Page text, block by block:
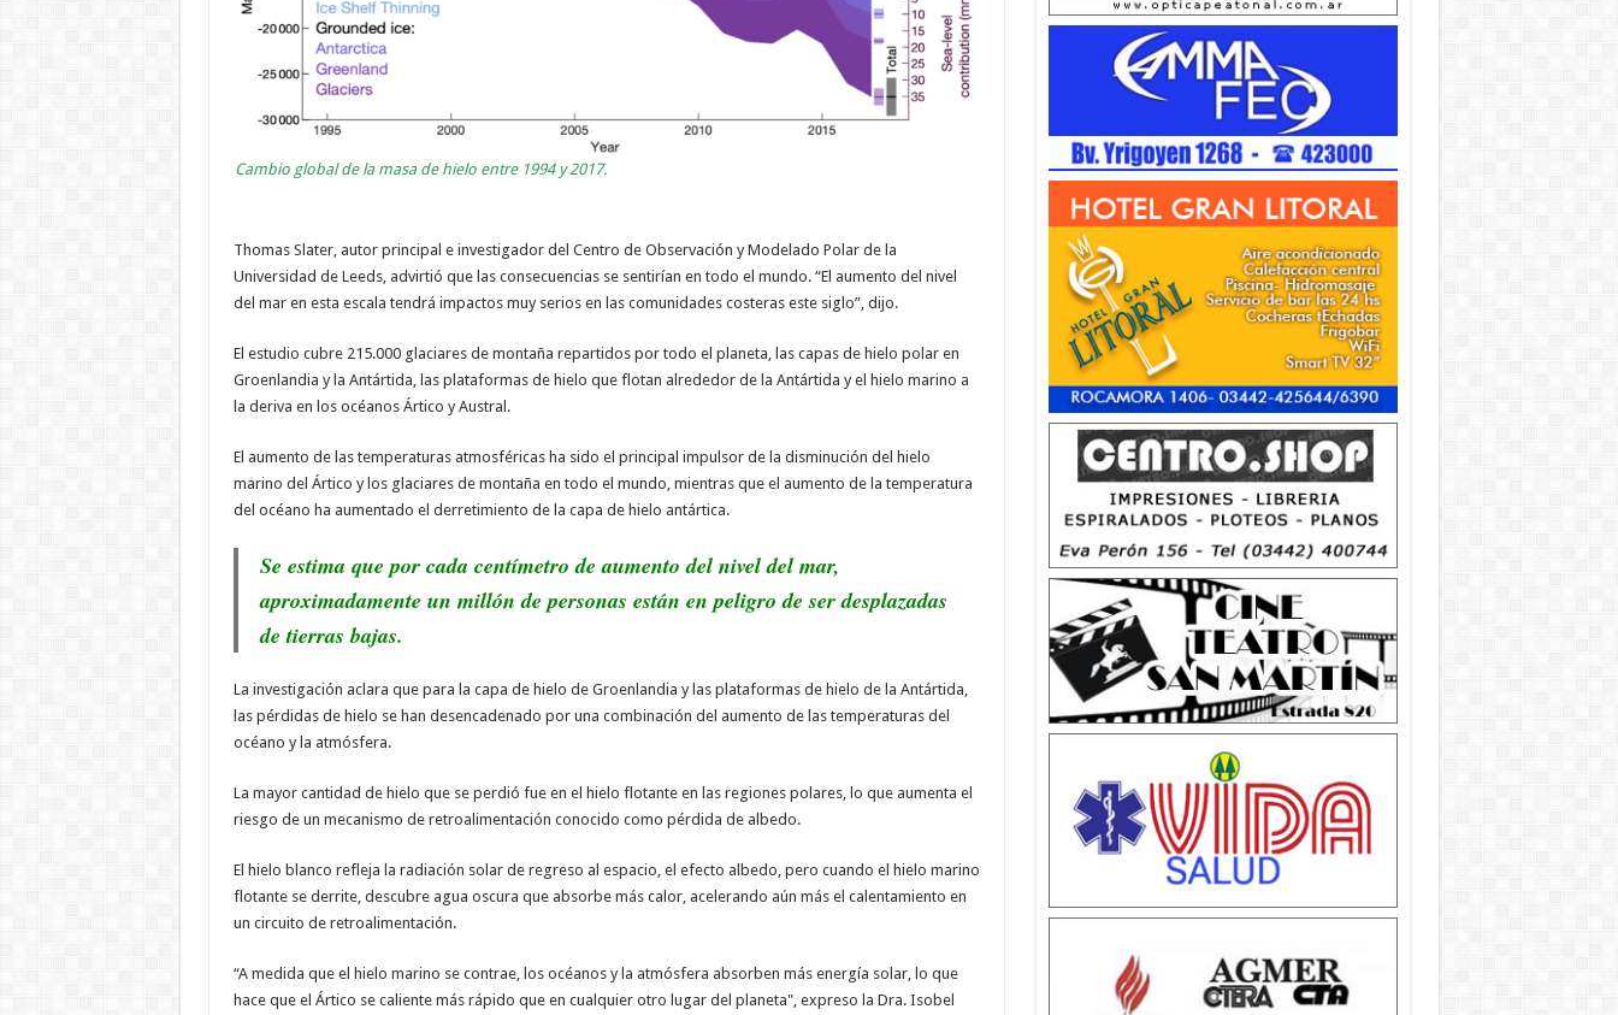
Cambio global de la masa de hielo entre 1994 y 2017.
Thomas Slater, autor principal e investigador del Centro de Observación y Modelado Polar de la
Universidad de Leeds, advirtió que las consecuencias se sentirían en todo el mundo. “El aumento del nivel
del mar en esta escala tendrá impactos muy serios en las comunidades costeras este siglo”, dijo.
El estudio cubre 215.000 glaciares de montaña repartidos por todo el planeta, las capas de hielo polar en
Groenlandia y la Antártida, las plataformas de hielo que flotan alrededor de la Antártida y el hielo marino a
la deriva en los océanos Ártico y Austral.
El aumento de las temperaturas atmosféricas ha sido el principal impulsor de la disminución del hielo
marino del Ártico y los glaciares de montaña en todo el mundo, mientras que el aumento de la temperatura
del océano ha aumentado el derretimiento de la capa de hielo antártica.
Se estima que por cada centímetro de aumento del nivel del mar,
aproximadamente un millón de personas están en peligro de ser desplazadas
de tierras bajas.
La investigación aclara que para la capa de hielo de Groenlandia y las plataformas de hielo de la Antártida,
las pérdidas de hielo se han desencadenado por una combinación del aumento de las temperaturas del
océano y la atmósfera.
La mayor cantidad de hielo que se perdió fue en el hielo flotante en las regiones polares, lo que aumenta el
riesgo de un mecanismo de retroalimentación conocido como pérdida de albedo.
El hielo blanco refleja la radiación solar de regreso al espacio, el efecto albedo, pero cuando el hielo marino
flotante se derrite, descubre agua oscura que absorbe más calor, acelerando aún más el calentamiento en
un circuito de retroalimentación.
“A medida que el hielo marino se contrae, los océanos y la atmósfera absorben más energía solar, lo que
hace que el Ártico se caliente más rápido que en cualquier otro lugar del planeta", expreso la Dra. Isobel